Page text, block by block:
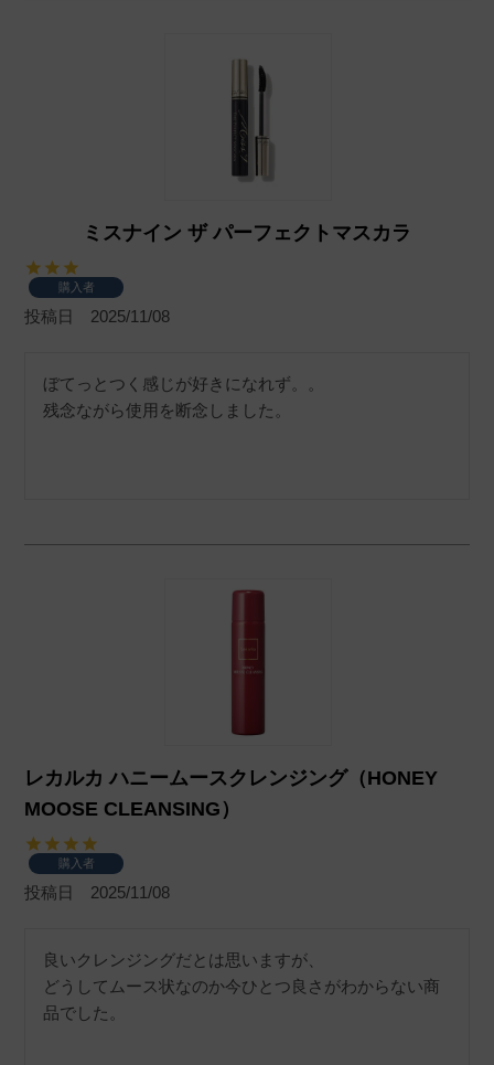
ミスナイン ザ パーフェクトマスカラ
購入者
投稿日 2025/11/08
ぼてっとつく感じが好きになれず。。
残念ながら使用を断念しました。
レカルカ ハニームースクレンジング（HONEY
MOOSE CLEANSING）
購入者
投稿日 2025/11/08
良いクレンジングだとは思いますが、
どうしてムース状なのか今ひとつ良さがわからない商
品でした。